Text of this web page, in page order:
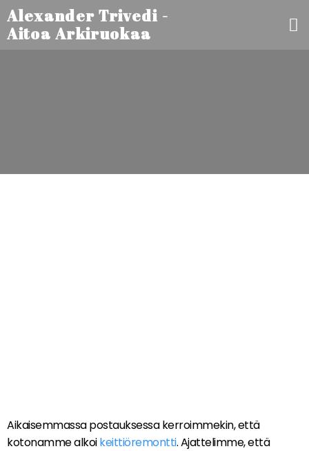
Alexander Trivedi -
Aitoa Arkiruokaa
Aikaisemmassa postauksessa kerroimmekin, että
kotonamme alkoikeittiöremontti. Ajattelimme, että